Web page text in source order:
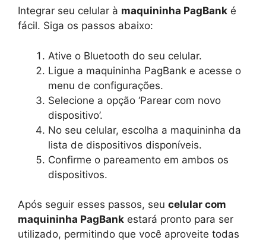
Integrar seu celular à maquininha PagBank é
fácil. Siga os passos abaixo:
Ative o Bluetooth do seu celular.
Ligue a maquininha PagBank e acesse o
menu de configurações.
Selecione a opção ‘Parear com novo
dispositivo’.
No seu celular, escolha a maquininha da
lista de dispositivos disponíveis.
Confirme o pareamento em ambos os
dispositivos.
Após seguir esses passos, seu celular com
maquininha PagBank estará pronto para ser
utilizado, permitindo que você aproveite todas